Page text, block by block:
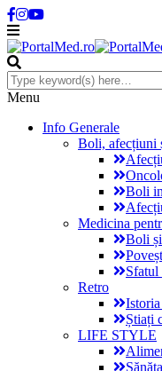
Menu
Info Generale
Boli, afecțiuni
Boli
Medicina
Boli
Sfatul
Retro
Știați
LIFE STYLE